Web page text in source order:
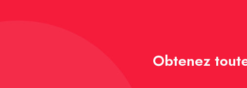
Obtenez